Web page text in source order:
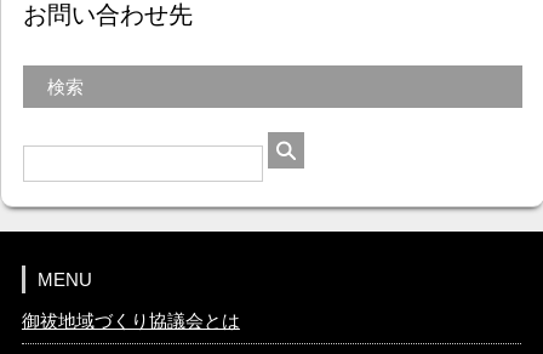
お問い合わせ先
検索
MENU
御祓地域づくり協議会とは